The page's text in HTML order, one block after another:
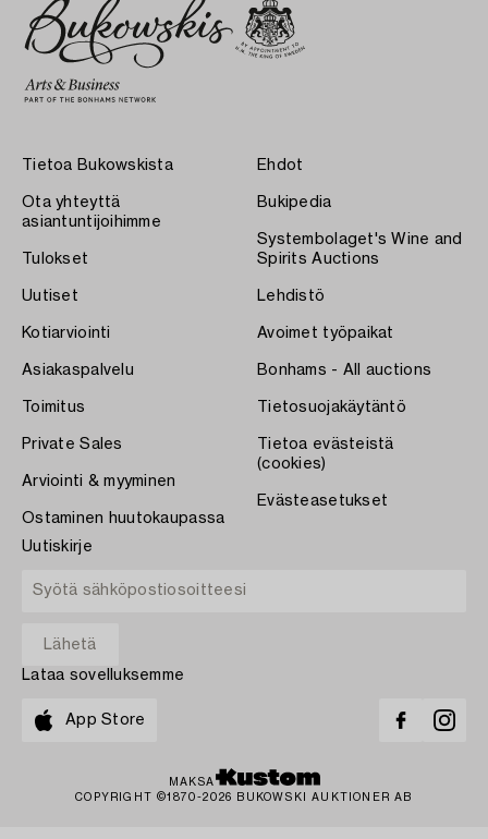
Tietoa Bukowskista
Ota yhteyttä
asiantuntijoihimme
Tulokset
Uutiset
Kotiarviointi
Asiakaspalvelu
Toimitus
Private Sales
Arviointi & myyminen
Ostaminen huutokaupassa
Ehdot
Bukipedia
Systembolaget's Wine and
Spirits Auctions
Lehdistö
Avoimet työpaikat
Bonhams - All auctions
Tietosuojakäytäntö
Tietoa evästeistä
(cookies)
Evästeasetukset
Uutiskirje
Lataa sovelluksemme
App Store
MAKSA
COPYRIGHT ©1870-2026 BUKOWSKI AUKTIONER AB